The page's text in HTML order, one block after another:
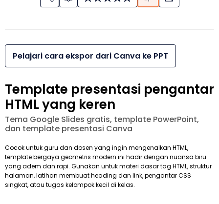
Pelajari cara ekspor dari Canva ke PPT
Template presentasi pengantar
HTML yang keren
Tema Google Slides gratis, template PowerPoint,
dan template presentasi Canva
Cocok untuk guru dan dosen yang ingin mengenalkan HTML,
template bergaya geometris modern ini hadir dengan nuansa biru
yang adem dan rapi. Gunakan untuk materi dasar tag HTML, struktur
halaman, latihan membuat heading dan link, pengantar CSS
singkat, atau tugas kelompok kecil di kelas.